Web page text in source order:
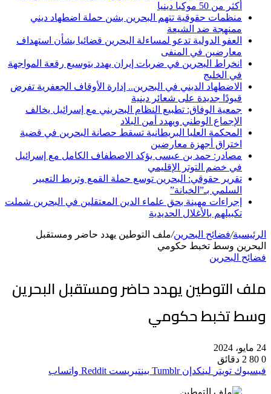
أكثر من 50 موكبا دينيا
منظمات حقوقية تتهم البحرين بشن حملة اضطهاد ديني
ممنهجة ضد الشيعة
العفو الدولية تدعو لمساءلة البحرين قضائيا بشأن استهداف
معارضين في المنفى
انخراط البحرين في ضربات إيران يهدد بتوسيع رقعة المواجهة
في الخليج
الاضطهاد الديني في البحرين.. إدارة الأوقاف الجعفرية تفرض
قيودًا جديدة على شعائر دينية
جمعية الوفاق: تطبيع النظام البحريني مع إسرائيل يخالف
الإجماع الوطني ويهدد أمن البلاد
المحكمة العليا البريطانية تسقط حصانة البحرين في قضية
اختراق أجهزة معارضين
مصادر: حمد بن عيسى يؤكد الاصطفاف الكامل مع إسرائيل
في خضم التوتر الإقليمي
تقرير حقوقي: البحرين توسع حملة القمع وتربط التعبير
السلمي بـ”الخيانة”
إجراءات مهينة بحق علماء الدين المعتقلين في البحرين شملت
تكبيلهم بالأغلال الحديدية
الرئيسية/فضائح البحرين/ملف التوطين يهدد حاضر ومستقبل
البحرين وسط تخبط حكومي
فضائح البحرين
ملف التوطين يهدد حاضر ومستقبل البحرين
وسط تخبط حكومي
24 مايو، 2024
0
2 دقائق
فيسبوك تويتر لينكدإن بينتيريست واتساب